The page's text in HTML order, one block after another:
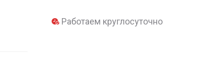
Работаем круглосуточно